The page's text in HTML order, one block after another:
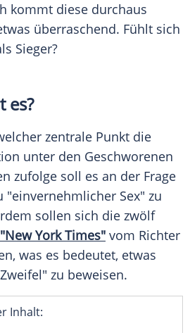
kommt diese durchaus
überraschend. Fühlt sich
Sieger?
es?
zentrale Punkt die
unter den Geschworenen
zufolge soll es an der Frage
"einvernehmlicher Sex" zu
sollen sich die zwölf
York Times" vom Richter
was es bedeutet, etwas
zu beweisen.
Inhalt: